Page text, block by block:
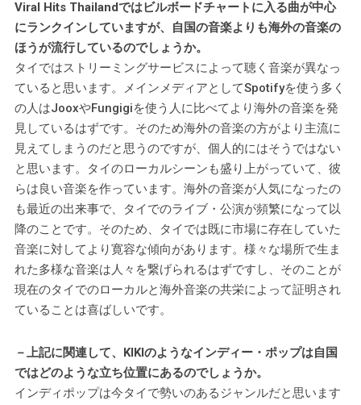
Viral Hits Thailandではビルボードチャートに入る曲が中心
にランクインしていますが、自国の音楽よりも海外の音楽の
ほうが流行しているのでしょうか。
タイではストリーミングサービスによって聴く音楽が異なっ
ていると思います。メインメディアとしてSpotifyを使う多く
の人はJooxやFungigiを使う人に比べてより海外の音楽を発
見しているはずです。そのため海外の音楽の方がより主流に
見えてしまうのだと思うのですが、個人的にはそうではない
と思います。タイのローカルシーンも盛り上がっていて、彼
らは良い音楽を作っています。海外の音楽が人気になったの
も最近の出来事で、タイでのライブ・公演が頻繁になって以
降のことです。そのため、タイでは既に市場に存在していた
音楽に対してより寛容な傾向があります。様々な場所で生ま
れた多様な音楽は人々を繋げられるはずですし、そのことが
現在のタイでのローカルと海外音楽の共栄によって証明され
ていることは喜ばしいです。
－上記に関連して、KIKIのようなインディー・ポップは自国
ではどのような立ち位置にあるのでしょうか。
インディポップは今タイで勢いのあるジャンルだと思います